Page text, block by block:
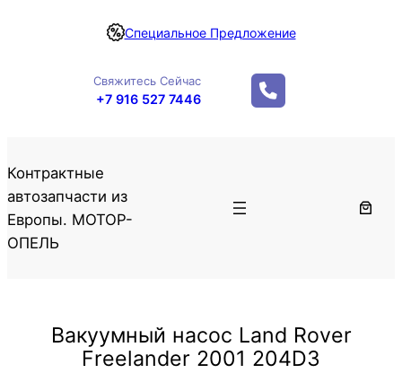
r
Специальное Предложение
Свяжитесь Сейчас
+7 916 527 7446
Контрактные
автозапчасти из
Европы. МОТОР-
ОПЕЛЬ
Вакуумный насос Land Rover
Freelander 2001 204D3